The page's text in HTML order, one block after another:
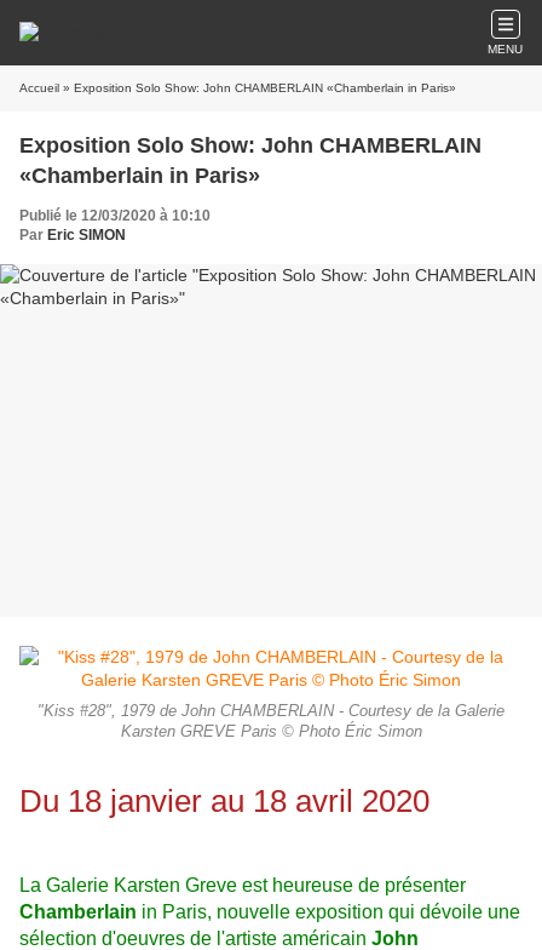
MENU
Accueil » Exposition Solo Show: John CHAMBERLAIN «Chamberlain in Paris»
Exposition Solo Show: John CHAMBERLAIN
«Chamberlain in Paris»
Publié le 12/03/2020 à 10:10
Par Eric SIMON
"Kiss #28", 1979 de John CHAMBERLAIN - Courtesy de la Galerie
Karsten GREVE Paris © Photo Éric Simon
Du 18 janvier au 18 avril 2020
La Galerie Karsten Greve est heureuse de présenter
Chamberlain in Paris, nouvelle exposition qui dévoile une
sélection d'oeuvres de l'artiste américain John